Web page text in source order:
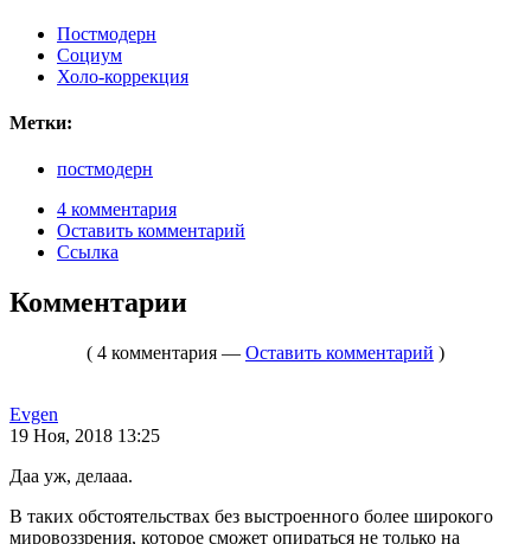
Постмодерн
Социум
Холо-коррекция
Метки:
постмодерн
4 комментария
Оставить комментарий
Ссылка
Комментарии
( 4 комментария — Оставить комментарий )
Evgen
19 Ноя, 2018 13:25
Даа уж, делааа.
В таких обстоятельствах без выстроенного более широкого
мировоззрения, которое сможет опираться не только на